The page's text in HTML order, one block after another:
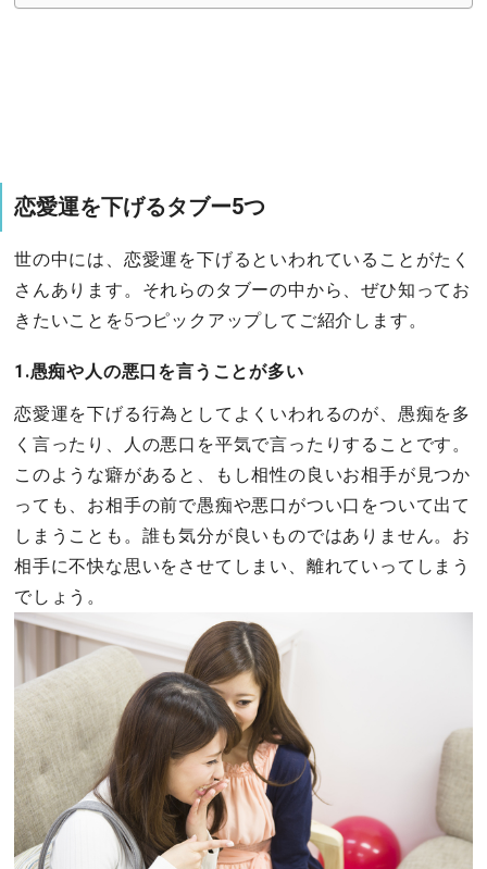
恋愛運を下げるタブー5つ
世の中には、恋愛運を下げるといわれていることがたく
さんあります。それらのタブーの中から、ぜひ知ってお
きたいことを5つピックアップしてご紹介します。
1.愚痴や人の悪口を言うことが多い
恋愛運を下げる行為としてよくいわれるのが、愚痴を多
く言ったり、人の悪口を平気で言ったりすることです。
このような癖があると、もし相性の良いお相手が見つか
っても、お相手の前で愚痴や悪口がつい口をついて出て
しまうことも。誰も気分が良いものではありません。お
相手に不快な思いをさせてしまい、離れていってしまう
でしょう。